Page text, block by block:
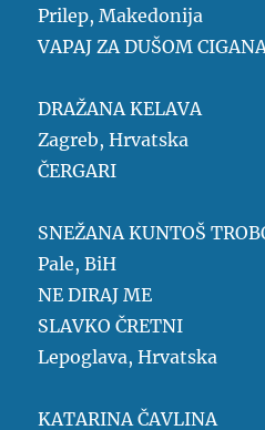
Prilep, Makedonija
VAPAJ ZA DUŠOM
DRAŽANA KELAVA
Zagreb, Hrvatska
ČERGARI
SNEŽANA KUNTOŠ
Pale, BiH
NE DIRAJ ME
SLAVKO ČRETNI
Lepoglava, Hrvatska
KATARINA ČAVLINA